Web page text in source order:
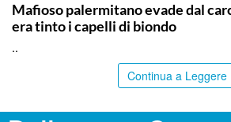
Mafioso palermitano evade dal
era tinto i capelli di biondo
..
Continua a Leggere